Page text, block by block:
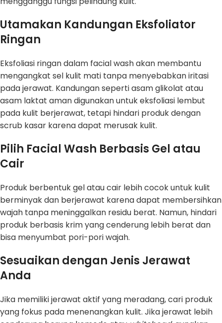
Utamakan Kandungan Eksfoliator
Ringan
Eksfoliasi ringan dalam facial wash akan membantu
mengangkat sel kulit mati tanpa menyebabkan iritasi
pada jerawat. Kandungan seperti asam glikolat atau
asam laktat aman digunakan untuk eksfoliasi lembut
pada kulit berjerawat, tetapi hindari produk dengan
scrub kasar karena dapat merusak kulit.
Pilih Facial Wash Berbasis Gel atau
Cair
Produk berbentuk gel atau cair lebih cocok untuk kulit
berminyak dan berjerawat karena dapat membersihkan
wajah tanpa meninggalkan residu berat. Namun, hindari
produk berbasis krim yang cenderung lebih berat dan
bisa menyumbat pori-pori wajah.
Sesuaikan dengan Jenis Jerawat
Anda
Jika memiliki jerawat aktif yang meradang, cari produk
yang fokus pada menenangkan kulit. Jika jerawat lebih